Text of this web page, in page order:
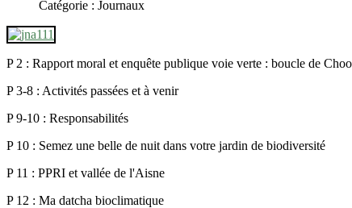
Catégorie : Journaux
P 2 : Rapport moral et enquête publique voie verte : boucle de
P 3-8 : Activités passées et à venir
P 9-10 : Responsabilités
P 10 : Semez une belle de nuit dans votre jardin de biodiversité
P 11 : PPRI et vallée de l'Aisne
P 12 : Ma datcha bioclimatique